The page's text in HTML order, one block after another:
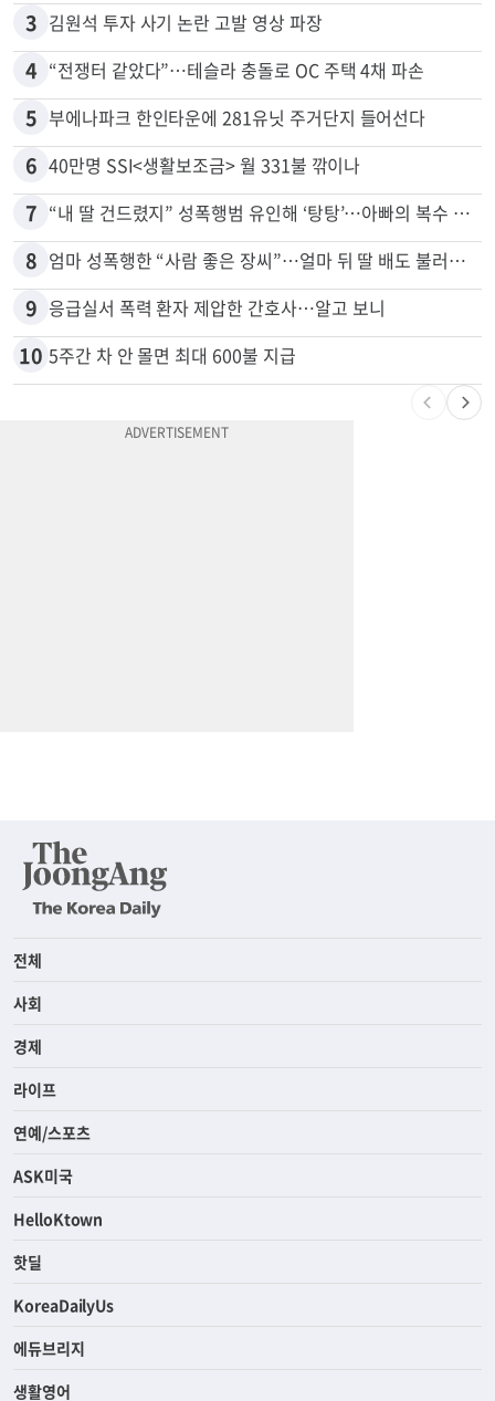
3 김원석 투자 사기 논란 고발 영상 파장
4 “전쟁터 같았다”…테슬라 충돌로 OC 주택 4채 파손
5 부에나파크 한인타운에 281유닛 주거단지 들어선다
6 40만명 SSI<생활보조금> 월 331불 깎이나
7 “내 딸 건드렸지” 성폭행범 유인해 ‘탕탕’…아빠의 복수 결말
8 엄마 성폭행한 “사람 좋은 장씨”…얼마 뒤 딸 배도 불러왔다
9 응급실서 폭력 환자 제압한 간호사…알고 보니
10 5주간 차 안 몰면 최대 600불 지급
전체
사회
경제
라이프
연예/스포츠
ASK미국
HelloKtown
핫딜
KoreaDailyUs
에듀브리지
생활영어